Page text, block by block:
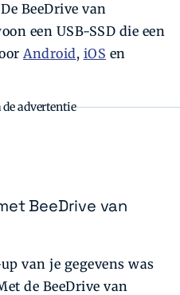
BeeDrive van
een USB-SSD die een
Android, iOS en
de advertentie
BeeDrive van
van je gegevens was
de BeeDrive van